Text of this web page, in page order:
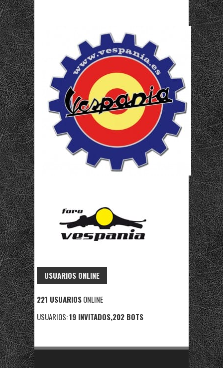
USUARIOS ONLINE
221 USUARIOSONLINE
USUARIOS:19 INVITADOS,202 BOTS